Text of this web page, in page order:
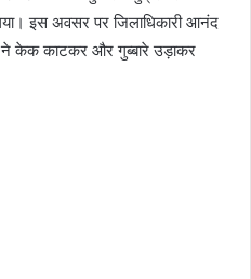
इस अवसर पर जिलाधिकारी आनंद
ने केक काटकर और गुब्बारे उड़ाकर